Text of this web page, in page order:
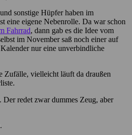
sonstige Hüpfer haben im
eine eigene Nebenrolle. Da war schon
Fahrrad, dann gab es die Idee vom
im November saß noch einer auf
nur eine unverbindliche
Zufälle, vielleicht läuft da draußen
Der redet zwar dummes Zeug, aber